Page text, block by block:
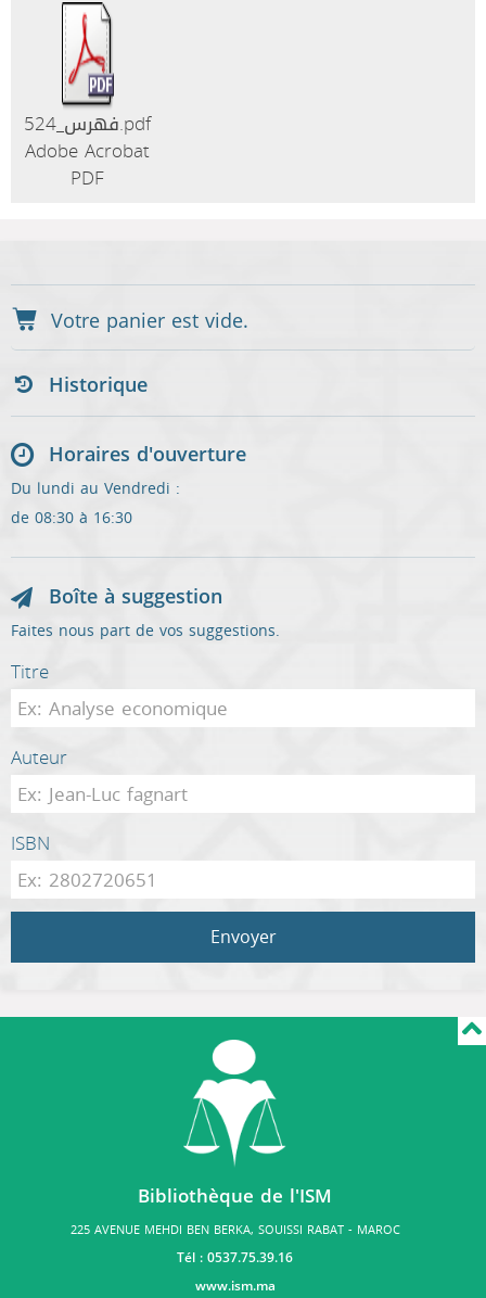
فهرس_524.pdf
Adobe Acrobat
PDF
Historique
Horaires d'ouverture
Du lundi au Vendredi :
de 08:30 à 16:30
Boîte à suggestion
Faites nous part de vos suggestions.
Titre
Auteur
ISBN
Envoyer
Bibliothèque de l'ISM
225 AVENUE MEHDI BEN BERKA, SOUISSI RABAT - MAROC
Tél : 0537.75.39.16
www.ism.ma